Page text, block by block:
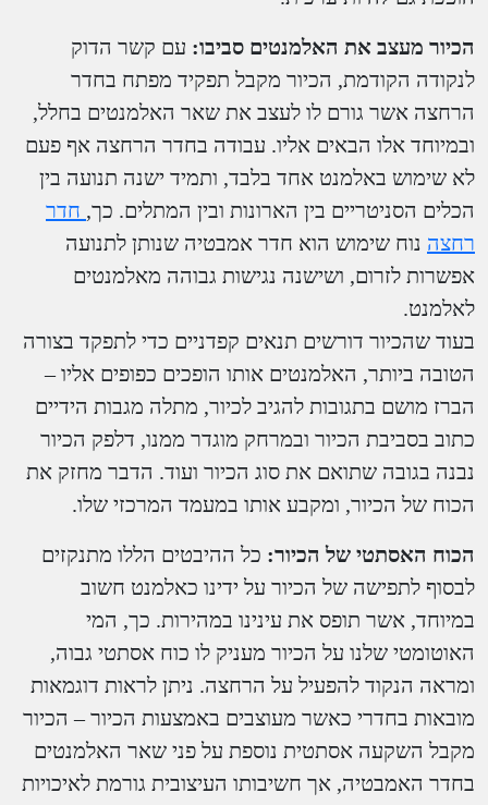
הכיור מעצב את האלמנטים סביבו: עם קשר הדוק
לנקודה הקודמת, הכיור מקבל תפקיד מפתח בחדר
הרחצה אשר גורם לו לעצב את שאר האלמנטים בחלל,
ובמיוחד אלו הבאים אליו. עבודה בחדר הרחצה אף פעם
לא שימוש באלמנט אחד בלבד, ותמיד ישנה תנועה בין
הכלים הסניטריים בין הארונות ובין המתלים. כך, חדר
רחצה נוח שימוש הוא חדר אמבטיה שנותן לתנועה
אפשרות לזרום, ושישנה נגישות גבוהה מאלמנטים
לאלמנט.
בעוד שהכיור דורשים תנאים קפדניים כדי לתפקד בצורה
הטובה ביותר, האלמנטים אותו הופכים כפופים אליו –
הברז מושם בתגובות להגיב לכיור, מתלה מגבות הידיים
כתוב בסביבת הכיור ובמרחק מוגדר ממנו, דלפק הכיור
נבנה בגובה שתואם את סוג הכיור ועוד. הדבר מחזק את
הכוח של הכיור, ומקבע אותו במעמד המרכזי שלו.
הכוח האסתטי של הכיור: כל ההיבטים הללו מתנקזים
לבסוף לתפישה של הכיור על ידינו כאלמנט חשוב
במיוחד, אשר תופס את עינינו במהירות. כך, המי
האוטומטי שלנו על הכיור מעניק לו כוח אסתטי גבוה,
ומראה הנקוד להפעיל על הרחצה. ניתן לראות דוגמאות
מובאות בחדרי כאשר מעוצבים באמצעות הכיור – הכיור
מקבל השקעה אסתטית נוספת על פני שאר האלמנטים
בחדר האמבטיה, אך חשיבותו העיצובית גורמת לאיכויות